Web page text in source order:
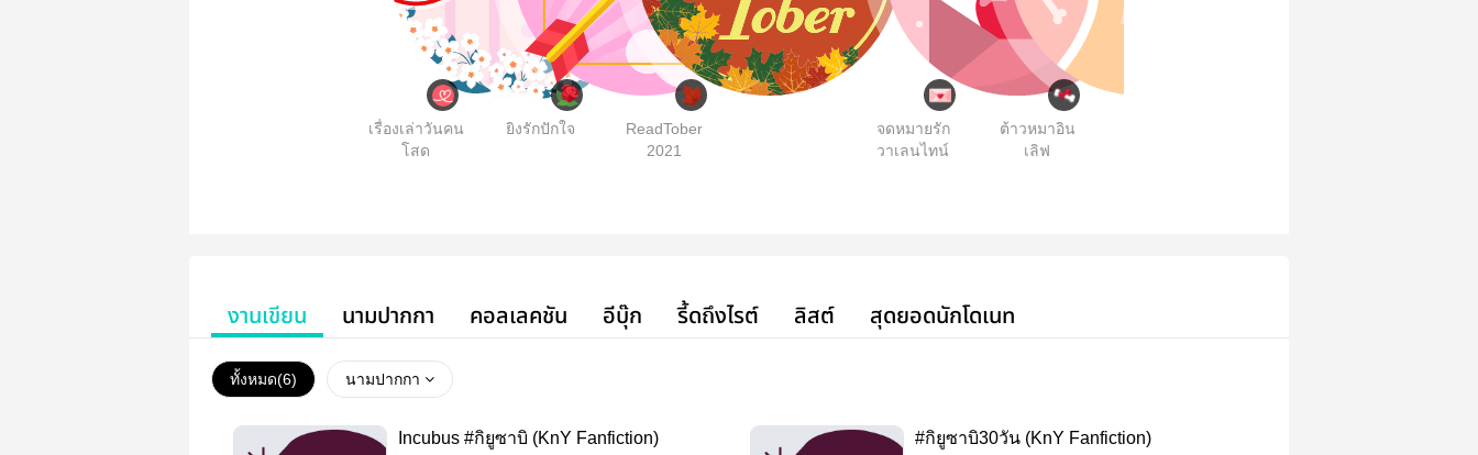
เรื่องเล่าวันคน
โสด
ยิงรักปักใจ
ReadTober
2021
จดหมายรัก
วาเลนไทน์
ต้าวหมาอิน
เลิฟ
งานเขียน นามปากกา คอลเลคชัน อีบุ๊ก รี้ดถึงไรต์ ลิสต์ สุดยอดนักโดเนท
ทั้งหมด(6) นามปากกา
Incubus #กิยูซาบิ (KnY Fanfiction) #กิยูซาบิ30วัน (KnY Fanfiction)